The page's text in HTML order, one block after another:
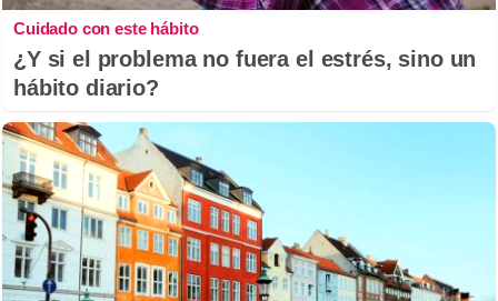
Cuidado con este hábito
¿Y si el problema no fuera el estrés, sino un
hábito diario?